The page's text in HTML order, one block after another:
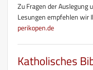
Zu Fragen der Auslegung
Lesungen empfehlen wir
perikopen.de
Katholisches